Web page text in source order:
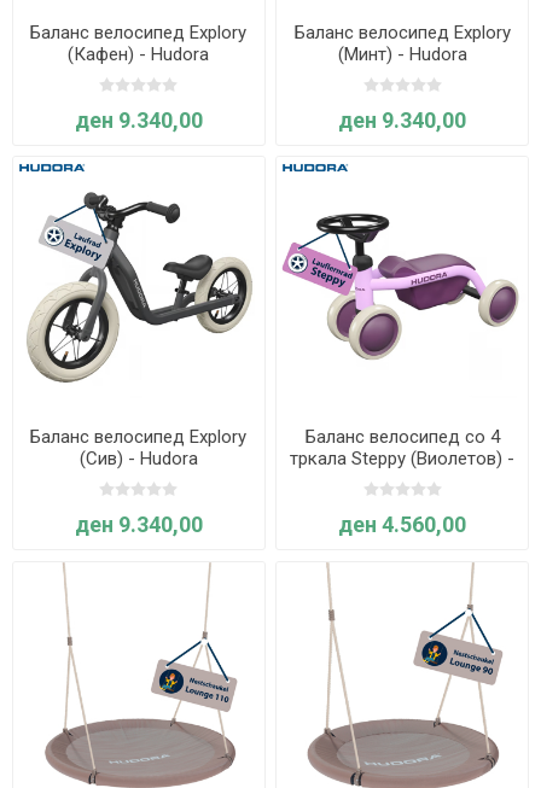
Баланс велосипед Explory
(Кафен) - Hudora
ден 9.340,00
Баланс велосипед Explory
(Минт) - Hudora
ден 9.340,00
Баланс велосипед Explory
(Сив) - Hudora
ден 9.340,00
Баланс велосипед со 4
тркала Steppy (Виолетов) -
Hudora
ден 4.560,00